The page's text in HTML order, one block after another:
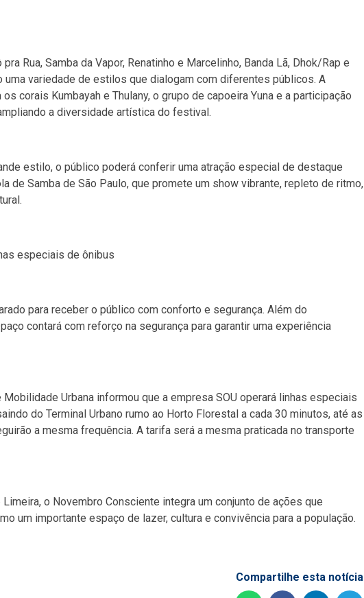
Rua, Samba da Vapor, Renatinho e Marcelinho, Banda Lã, Dhok/Rap e
uma variedade de estilos que dialogam com diferentes públicos. A
corais Kumbayah e Thulany, o grupo de capoeira Yuna e a participação
a diversidade artística do festival.
estilo, o público poderá conferir uma atração especial de destaque
de Samba de São Paulo, que promete um show vibrante, repleto de ritmo,
especiais de ônibus
para receber o público com conforto e segurança. Além do
contará com reforço na segurança para garantir uma experiência
Urbana informou que a empresa SOU operará linhas especiais
do Terminal Urbano rumo ao Horto Florestal a cada 30 minutos, até as
a mesma frequência. A tarifa será a mesma praticada no transporte
o Novembro Consciente integra um conjunto de ações que
um importante espaço de lazer, cultura e convivência para a população.
Compartilhe esta notícia